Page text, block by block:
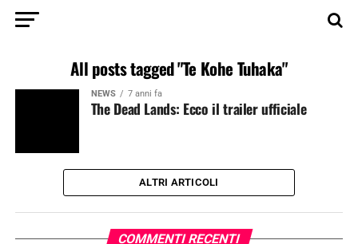
All posts tagged "Te Kohe Tuhaka"
NEWS 7 anni fa
The Dead Lands: Ecco il trailer ufficiale
ALTRI ARTICOLI
COMMENTI RECENTI